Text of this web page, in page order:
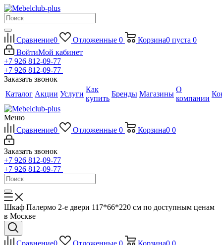
Сравнение0 Отложенные 0 Корзина0 пуста 0
ВойтиМой кабинет
+7 926 812-09-77
+7 926 812-09-77
Заказать звонок
Каталог Акции Услуги
Как
купить
Бренды Магазины
О
компании
Меню
Сравнение0 Отложенные 0 Корзина0 0
Заказать звонок
+7 926 812-09-77
+7 926 812-09-77
Шкаф Палермо 2-е двери 117*66*220 см по доступным ценам
в Москве
Сравнение0 Отложенные 0 Корзина0 0